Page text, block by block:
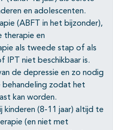
en adolescenten.
(ABFT in het bijzonder),
therapie en
als tweede stap of als
IPT niet beschikbaar is.
de depressie en zo nodig
zodat het
kan worden.
kinderen (8-11 jaar) altijd te
(en niet met